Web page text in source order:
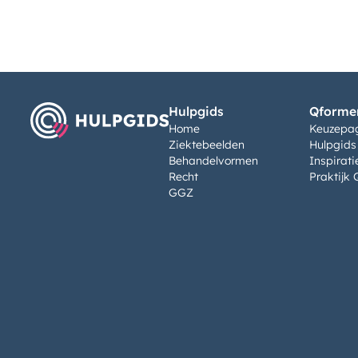
Hulpgids
Home
Ziektebeelden
Behandelvormen
Recht
GGZ
Hulpgids
Praktijk